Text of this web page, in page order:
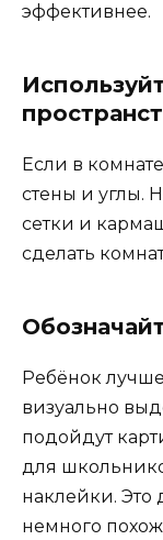
эффективнее.
Если в
стены и углы.
сетки и
сделать
Ребёнок
визуально
подойдут
для
наклейки. Это
немного